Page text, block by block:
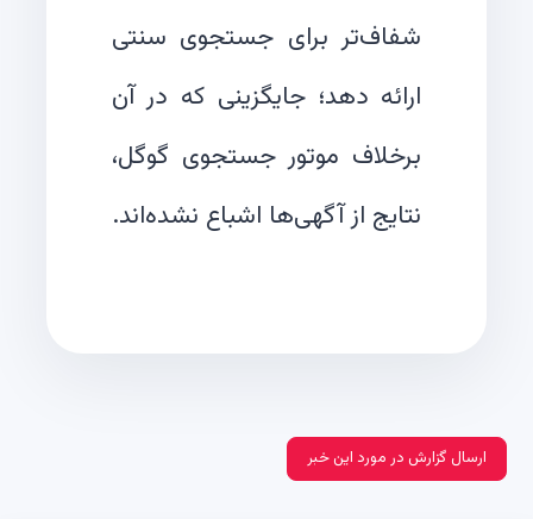
شفاف‌تر برای جستجوی سنتی
ارائه دهد؛ جایگزینی که در آن
برخلاف موتور جستجوی گوگل،
نتایج از آگهی‌ها اشباع نشده‌اند.
ارسال گزارش در مورد این خبر